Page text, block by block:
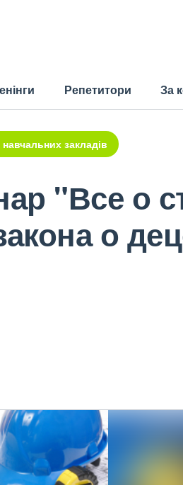
Репетитори За
закладів
"Все о
о